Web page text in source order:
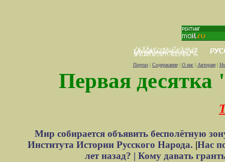
Портал| Содержание| О нас| Авторам|
Первая десятка
Мир собирается объявить бесполётную
Института Истории Русского Народа. |Нас
лет назад? | Кому давать